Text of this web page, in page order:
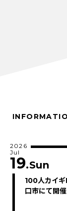
100人カイ
口市にて開催
2026
Jul
19.Sun